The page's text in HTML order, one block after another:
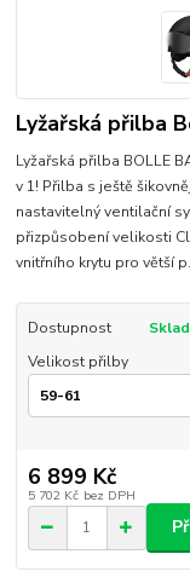
Lyžařská přilba
Lyžařská přilba BOLLE
v 1! Přilba s ještě
nastavitelný ventilační
přizpůsobení velikosti
vnitřního krytu pro větší
Dostupnost
Velikost přilby
6 899 Kč
5 702 Kč bez DPH